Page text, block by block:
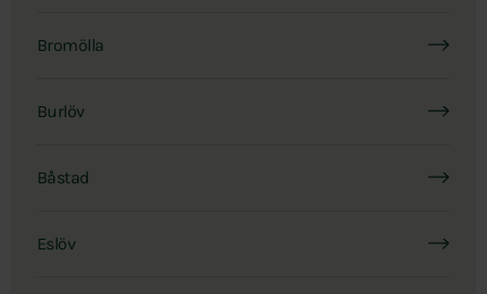
Bromölla
Burlöv
Båstad
Eslöv